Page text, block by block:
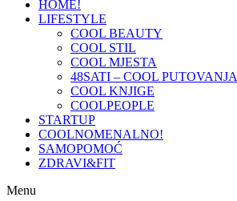
HOME!
LIFESTYLE
COOL BEAUTY
COOL STIL
COOL MJESTA
48SATI – COOL PUTOVANJA
COOL KNJIGE
COOLPEOPLE
STARTUP
COOLNOMENALNO!
SAMOPOMOĆ
ZDRAVI&FIT
Menu